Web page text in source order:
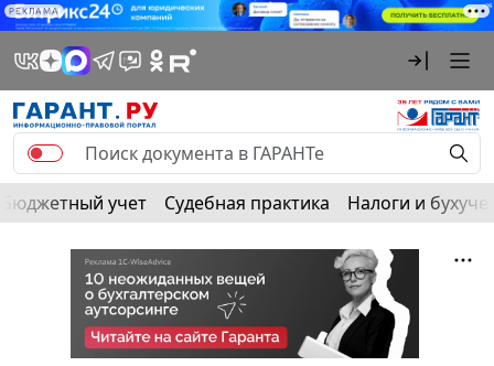
РЕКЛАМА
Бюджетный учет Судебная практика Налоги и